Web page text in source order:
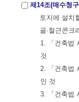
제14조(매수청
토지에 설치
골·철근콘크
1. 「건축법
것
2. 「건축법
인 것
3. 「건축법